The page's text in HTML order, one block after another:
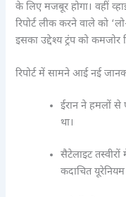
के लिए मजबूर होगा। वहीं
रिपोर्ट लीक करने वाले को
इसका उद्देश्य ट्रंप को कमजोर
रिपोर्ट में सामने आई नई
ईरान ने हमलों
था।
सैटेलाइट
कदाचित